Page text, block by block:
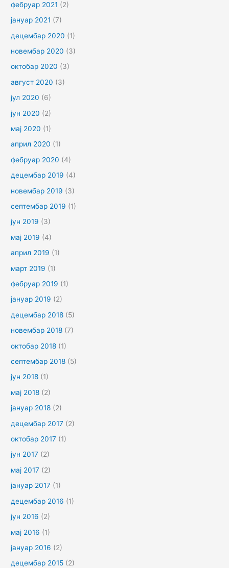
фебруар 2021 (2)
јануар 2021 (7)
децембар 2020 (1)
новембар 2020 (3)
октобар 2020 (3)
август 2020 (3)
јул 2020 (6)
јун 2020 (2)
мај 2020 (1)
април 2020 (1)
фебруар 2020 (4)
децембар 2019 (4)
новембар 2019 (3)
септембар 2019 (1)
јун 2019 (3)
мај 2019 (4)
април 2019 (1)
март 2019 (1)
фебруар 2019 (1)
јануар 2019 (2)
децембар 2018 (5)
новембар 2018 (7)
октобар 2018 (1)
септембар 2018 (5)
јун 2018 (1)
мај 2018 (2)
јануар 2018 (2)
децембар 2017 (2)
октобар 2017 (1)
јун 2017 (2)
мај 2017 (2)
јануар 2017 (1)
децембар 2016 (1)
јун 2016 (2)
мај 2016 (1)
јануар 2016 (2)
децембар 2015 (2)